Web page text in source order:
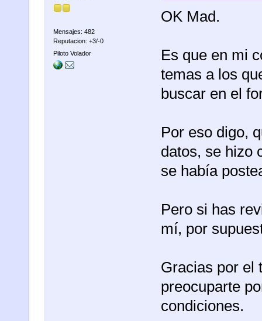
Mensajes: 482
Reputacion: +3/-0
Piloto Volador
OK Mad.
Es que en mi
temas a los
buscar en el
Por eso digo,
datos, se hizo
se había
Pero si has
mí, por
Gracias por el
preocuparte
condiciones.